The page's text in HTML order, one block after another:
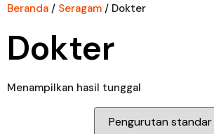
Beranda / Seragam / Dokter
Dokter
Menampilkan hasil tunggal